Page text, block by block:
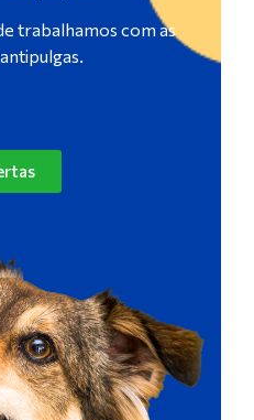
trabalhamos com as